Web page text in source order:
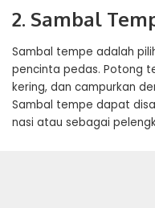
2. Sambal
Sambal tempe adalah
pencinta pedas. Potong
kering, dan campurkan
Sambal tempe dapat
nasi atau sebagai